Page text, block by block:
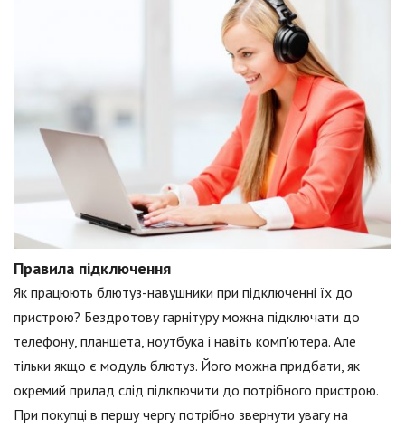
Правила підключення
Як працюють блютуз-навушники при підключенні їх до
пристрою? Бездротову гарнітуру можна підключати до
телефону, планшета, ноутбука і навіть комп'ютера. Але
тільки якщо є модуль блютуз. Його можна придбати, як
окремий прилад слід підключити до потрібного пристрою.
При покупці в першу чергу потрібно звернути увагу на